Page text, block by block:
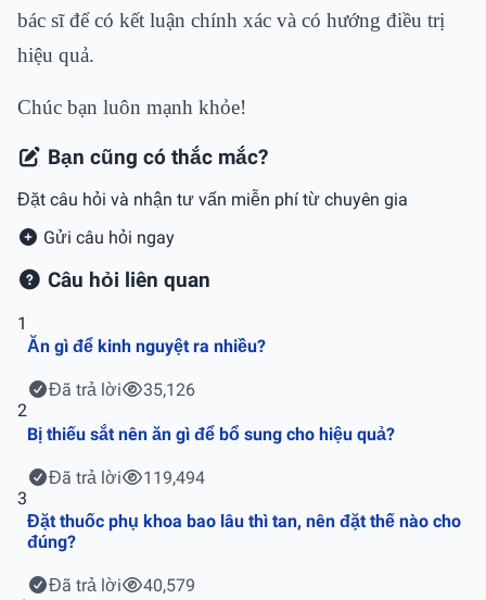
bác sĩ để có kết luận chính xác và có hướng điều trị
hiệu quả.
Chúc bạn luôn mạnh khỏe!
Bạn cũng có thắc mắc?
Đặt câu hỏi và nhận tư vấn miễn phí từ chuyên gia
Gửi câu hỏi ngay
Câu hỏi liên quan
1
Ăn gì để kinh nguyệt ra nhiều?
Đã trả lời
35,126
2
Bị thiếu sắt nên ăn gì để bổ sung cho hiệu quả?
Đã trả lời
119,494
3
Đặt thuốc phụ khoa bao lâu thì tan, nên đặt thế nào cho
đúng?
Đã trả lời
40,579